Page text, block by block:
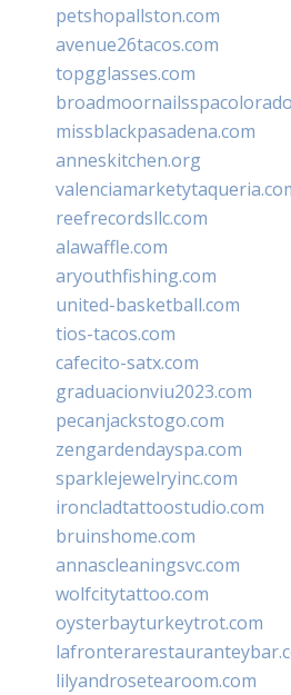
petshopallston.com
avenue26tacos.com
topgglasses.com
missblackpasadena.com
anneskitchen.org
reefrecordsllc.com
alawaffle.com
aryouthfishing.com
united-basketball.com
tios-tacos.com
cafecito-satx.com
graduacionviu2023.com
pecanjackstogo.com
zengardendayspa.com
sparklejewelryinc.com
ironcladtattoostudio.com
bruinshome.com
annascleaningsvc.com
wolfcitytattoo.com
oysterbayturkeytrot.com
lilyandrosetearoom.com